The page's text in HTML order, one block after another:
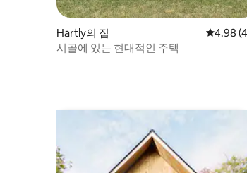
Hartly의 집 평점
4.98
시골에 있는 현대적인 주택